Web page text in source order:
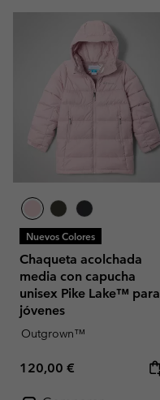
Nuevos Colores
Chaqueta acolchada
media con capucha
unisex Pike Lake™ para
jóvenes
Outgrown™
Regular price:
120,00 €